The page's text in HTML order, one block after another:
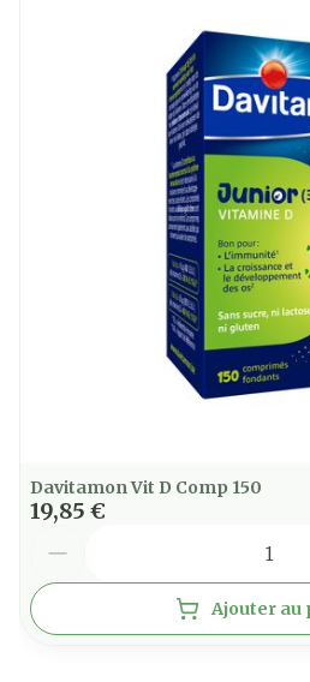
88 mm
Alimentaires
Végétarien
Préservation
- 25°C)
Davitamon Vit D Comp 150
19,85 €
Ajouter au